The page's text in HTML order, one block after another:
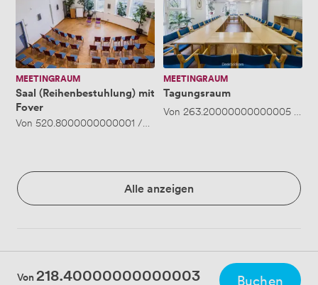
Foyer
MEETINGRAUM
Saal (Reihenbestuhlung) mit
Foyer
Von 520.8000000000001 /Stunde
MEETINGRAUM
Tagungsraum
Von 263.20000000000005 /
Alle anzeigen
Von 218.40000000000003 Buchen